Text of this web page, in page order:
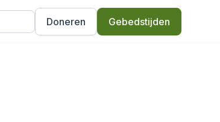
Doneren Gebedstijden